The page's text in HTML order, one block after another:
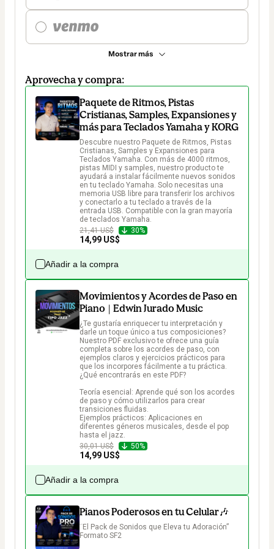
Mostrar más
Aprovecha y compra:
Paquete de Ritmos, Pistas
Cristianas, Samples, Expansiones y
más para Teclados Yamaha y KORG
Descubre nuestro Paquete de Ritmos, Pistas
Cristianas, Samples y Expansiones para
Teclados Yamaha. Con más de 4000 ritmos,
pistas MIDI y samples, nuestro producto te
ayudará a instalar fácilmente nuevos sonidos
en tu teclado Yamaha. Solo necesitas una
memoria USB libre para transferir los archivos
y conectarlo a tu teclado a través de la
entrada USB. Compatible con la gran mayoría
de teclados Yamaha.
21,41 US$
30%
14,99 US$
Añadir a la compra
Movimientos y Acordes de Paso en
Piano | Edwin Jurado Music
¿Te gustaría enriquecer tu interpretación y
darle un toque único a tus composiciones?
Nuestro PDF exclusivo te ofrece una guía
completa sobre los acordes de paso, con
ejemplos claros y ejercicios prácticos para
que los incorpores fácilmente a tu práctica.
¿Qué encontrarás en este PDF?
Teoría esencial: Aprende qué son los acordes
de paso y cómo utilizarlos para crear
transiciones fluidas.
Ejemplos prácticos: Aplicaciones en
diferentes géneros musicales, desde el pop
hasta el jazz.
30,01 US$
50%
14,99 US$
Añadir a la compra
Pianos Poderosos en tu Celular🎶
¨El Pack de Sonidos que Eleva tu Adoración”
Formato SF2